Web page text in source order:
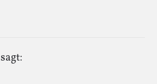
sagt: